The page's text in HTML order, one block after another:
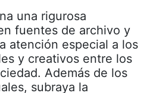
una rigurosa
fuentes de archivo y
atención especial a los
y creativos entre los
Además de los
subraya la